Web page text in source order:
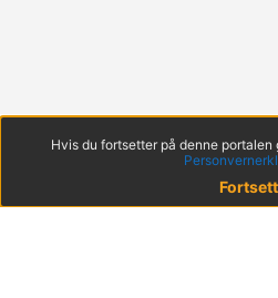
Hvis du fortsetter på denne
Fortsett